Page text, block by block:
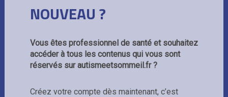
NOUVEAU ?
Vous êtes professionnel de santé et souhaitez
accéder à tous les contenus qui vous sont
réservés sur autismeetsommeil.fr ?
Créez votre compte dès maintenant, c’est